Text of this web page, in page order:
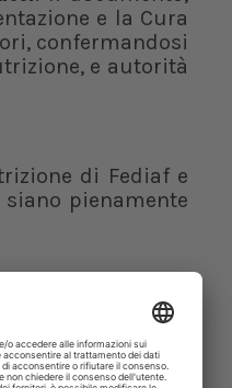
e la Cura
confermandosi
e autorità
di Fediaf e
pienamente
degli ultimi dati